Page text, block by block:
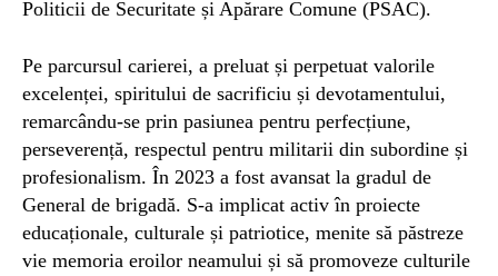
Politicii de Securitate și Apărare Comune (PSAC).
Pe parcursul carierei, a preluat și perpetuat valorile
excelenței, spiritului de sacrificiu și devotamentului,
remarcându-se prin pasiunea pentru perfecțiune,
perseverență, respectul pentru militarii din subordine și
profesionalism. În 2023 a fost avansat la gradul de
General de brigadă. S-a implicat activ în proiecte
educaționale, culturale și patriotice, menite să păstreze
vie memoria eroilor neamului și să promoveze culturile